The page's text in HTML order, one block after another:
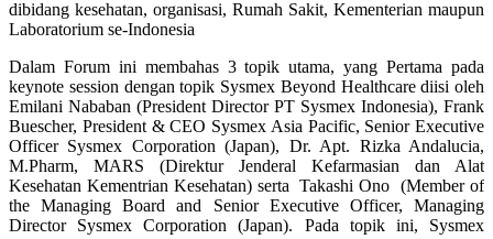
dibidang kesehatan, organisasi, Rumah Sakit, Kementerian maupun
Laboratorium se-Indonesia
Dalam Forum ini membahas 3 topik utama, yang Pertama pada
keynote session dengan topik Sysmex Beyond Healthcare diisi oleh
Emilani Nababan (President Director PT Sysmex Indonesia), Frank
Buescher, President & CEO Sysmex Asia Pacific, Senior Executive
Officer Sysmex Corporation (Japan), Dr. Apt. Rizka Andalucia,
M.Pharm, MARS (Direktur Jenderal Kefarmasian dan Alat
Kesehatan Kementrian Kesehatan) serta
Takashi Ono (Member of
the Managing Board and Senior Executive Officer, Managing
Director Sysmex Corporation (Japan). Pada topik ini, Sysmex